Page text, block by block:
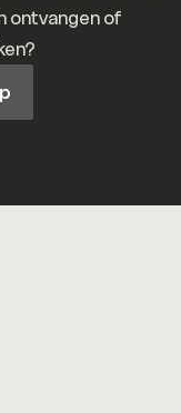
ontvangen of